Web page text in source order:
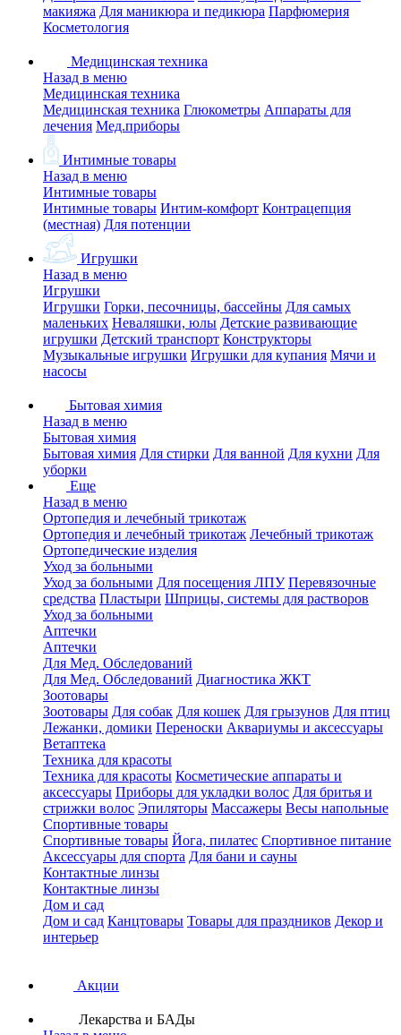
макияжа Для маникюра и педикюра Парфюмерия
Косметология
Медицинская техника
Назад в меню
Медицинская техника
Медицинская техника Глюкометры Аппараты для
лечения Мед.приборы
Интимные товары
Назад в меню
Интимные товары
Интимные товары Интим-комфорт Контрацепция
(местная) Для потенции
Игрушки
Назад в меню
Игрушки
Игрушки Горки, песочницы, бассейны Для самых
маленьких Неваляшки, юлы Детские развивающие
игрушки Детский транспорт Конструкторы
Музыкальные игрушки Игрушки для купания Мячи и
насосы
Бытовая химия
Назад в меню
Бытовая химия
Бытовая химия Для стирки Для ванной Для кухни Для
уборки
Еще
Назад в меню
Ортопедия и лечебный трикотаж
Ортопедия и лечебный трикотаж Лечебный трикотаж
Ортопедические изделия
Уход за больными
Уход за больными Для посещения ЛПУ Перевязочные
средства Пластыри Шприцы, системы для растворов
Уход за больными
Аптечки
Аптечки
Для Мед. Обследований
Для Мед. Обследований Диагностика ЖКТ
Зоотовары
Зоотовары Для собак Для кошек Для грызунов Для птиц
Лежанки, домики Переноски Аквариумы и аксессуары
Ветаптека
Техника для красоты
Техника для красоты Косметические аппараты и
аксессуары Приборы для укладки волос Для бритья и
стрижки волос Эпиляторы Массажеры Весы напольные
Спортивные товары
Спортивные товары Йога, пилатес Спортивное питание
Аксессуары для спорта Для бани и сауны
Контактные линзы
Контактные линзы
Дом и сад
Дом и сад Канцтовары Товары для праздников Декор и
интерьер
Акции
Лекарства и БАДы